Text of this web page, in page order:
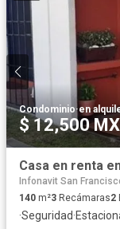
Condominio·en
$ 12,500
Casa en renta
Infonavit San
140 m²3 Recámaras2
·Seguridad·